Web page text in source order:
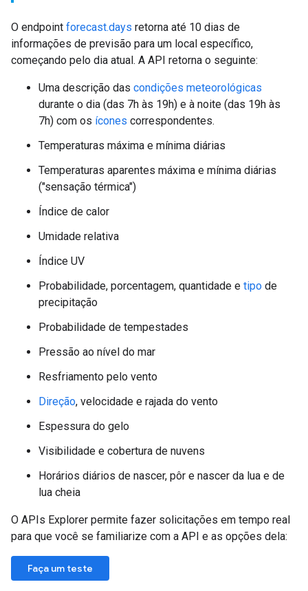
O endpoint forecast.days retorna até 10 dias de
informações de previsão para um local específico,
começando pelo dia atual. A API retorna o seguinte:
Uma descrição das condições meteorológicas
durante o dia (das 7h às 19h) e à noite (das 19h às
7h) com os ícones correspondentes.
Temperaturas máxima e mínima diárias
Temperaturas aparentes máxima e mínima diárias
("sensação térmica")
Índice de calor
Umidade relativa
Índice UV
Probabilidade, porcentagem, quantidade e tipo de
precipitação
Probabilidade de tempestades
Pressão ao nível do mar
Resfriamento pelo vento
Direção, velocidade e rajada do vento
Espessura do gelo
Visibilidade e cobertura de nuvens
Horários diários de nascer, pôr e nascer da lua e de
lua cheia
O APIs Explorer permite fazer solicitações em tempo real
para que você se familiarize com a API e as opções dela:
Faça um teste